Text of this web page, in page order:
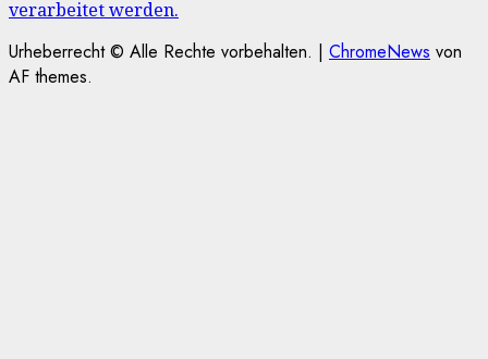
verarbeitet werden.
Urheberrecht © Alle Rechte vorbehalten. | ChromeNews von
AF themes.